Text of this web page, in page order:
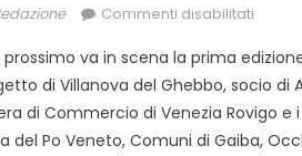
Commenti disabilitati
va in scena la prima
di Villanova del Ghebbo, socio
di Commercio di Venezia Rovigo
del Po Veneto, Comuni di Gaiba,